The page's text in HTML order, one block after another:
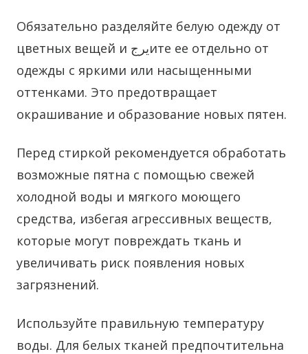
Обязательно разделяйте белую одежду от
цветных вещей и يرجите ее отдельно от
одежды с яркими или насыщенными
оттенками. Это предотвращает
окрашивание и образование новых пятен.
Перед стиркой рекомендуется обработать
возможные пятна с помощью свежей
холодной воды и мягкого моющего
средства, избегая агрессивных веществ,
которые могут повреждать ткань и
увеличивать риск появления новых
загрязнений.
Используйте правильную температуру
воды. Для белых тканей предпочтительна